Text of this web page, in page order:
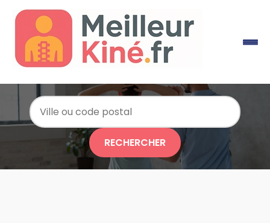
RECHERCHER